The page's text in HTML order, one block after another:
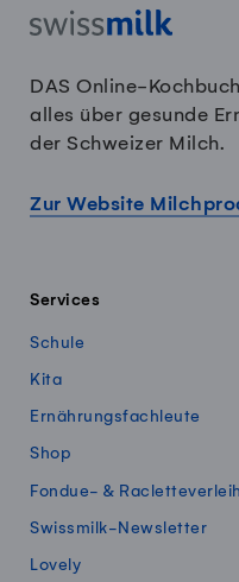
DAS Online-
alles über gesunde
der Schweizer Milch.
Zur Website
Services
Schule
Kita
Ernährungsfachleute
Shop
Fondue- & Racletteverleih
Swissmilk-Newsletter
Lovely